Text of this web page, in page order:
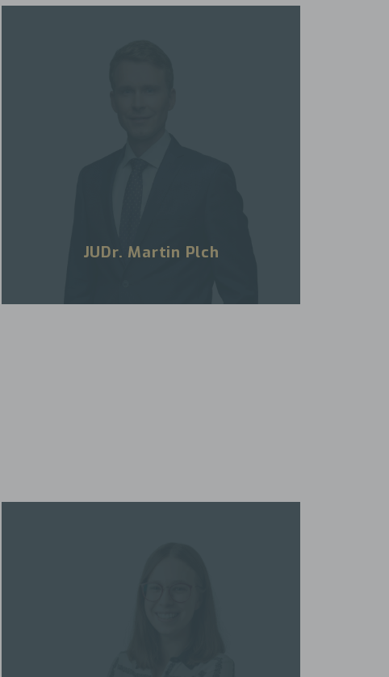
JUDr. Martin Plch